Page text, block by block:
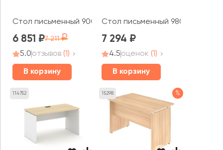
Стол письменный 900x720x755 Стайл Систем / Style
6 851 7 211
5.0отзывов (1)
В корзину
Стол письменный
7 294
4.5оценок (1)
В корзину
114752 15298 %